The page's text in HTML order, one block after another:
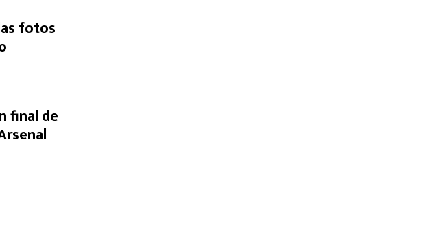
fotos
final de